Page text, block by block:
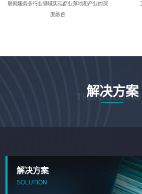
联网服务多行业领域实现商业落地和产业的深
度融合
解决方案
THE
解决方案
SOLUTION